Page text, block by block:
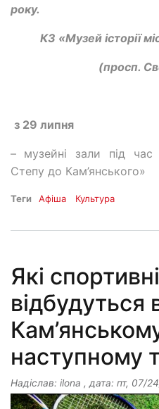
року.
КЗ «Музей історії
(просп.
з 29 липня
– музейні зали під час
Степу до Кам’янського»
Теги Афіша Культура
Які
відбудуться
наступному
Надіслав: ilona , дата: пт, 07/